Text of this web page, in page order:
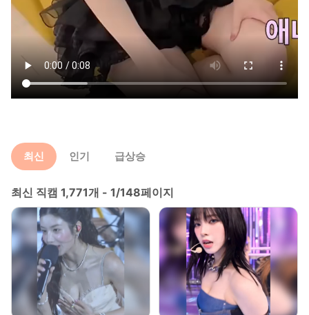
최신 인기 급상승
최신 직캠 1,771개 - 1/148페이지